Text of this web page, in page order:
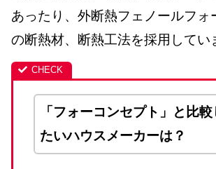
あったり、外断熱フェノールフォ
の断熱材、断熱工法を採用してい
「フォーコンセプト」と比較
たいハウスメーカーは？